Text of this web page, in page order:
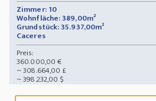
Zimmer: 10
Wohnfläche: 389,00m²
Grundstück: 35.937,00m²
Caceres
Preis:
360.000,00 €
~ 308.664,00 £
~ 398.232,00 $